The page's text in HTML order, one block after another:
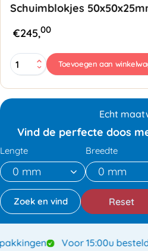
Schuimblokjes
€245,00
Schuimblokjes
50x50x25mm
Toevoegen aan
Echt
Vind de perfecte doos
Lengte Breedte
Reset
Voor 15:00u besteld,